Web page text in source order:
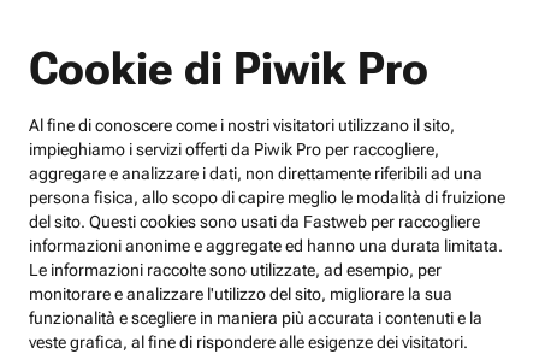
Cookie di Piwik Pro
Al fine di conoscere come i nostri visitatori utilizzano il sito,
impieghiamo i servizi offerti da Piwik Pro per raccogliere,
aggregare e analizzare i dati, non direttamente riferibili ad una
persona fisica, allo scopo di capire meglio le modalità di fruizione
del sito. Questi cookies sono usati da Fastweb per raccogliere
informazioni anonime e aggregate ed hanno una durata limitata.
Le informazioni raccolte sono utilizzate, ad esempio, per
monitorare e analizzare l'utilizzo del sito, migliorare la sua
funzionalità e scegliere in maniera più accurata i contenuti e la
veste grafica, al fine di rispondere alle esigenze dei visitatori.